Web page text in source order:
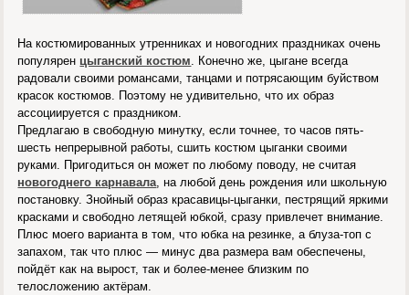
На костюмированных утренниках и новогодних праздниках очень
популярен цыганский костюм. Конечно же, цыгане всегда
радовали своими романсами, танцами и потрясающим буйством
красок костюмов. Поэтому не удивительно, что их образ
ассоциируется с праздником.
Предлагаю в свободную минутку, если точнее, то часов пять-
шесть непрерывной работы, сшить костюм цыганки своими
руками. Пригодиться он может по любому поводу, не считая
новогоднего карнавала, на любой день рождения или школьную
постановку. Знойный образ красавицы-цыганки, пестрящий яркими
красками и свободно летящей юбкой, сразу привлечет внимание.
Плюс моего варианта в том, что юбка на резинке, а блуза-топ с
запахом, так что плюс — минус два размера вам обеспечены,
пойдёт как на вырост, так и более-менее близким по
телосложению актёрам.